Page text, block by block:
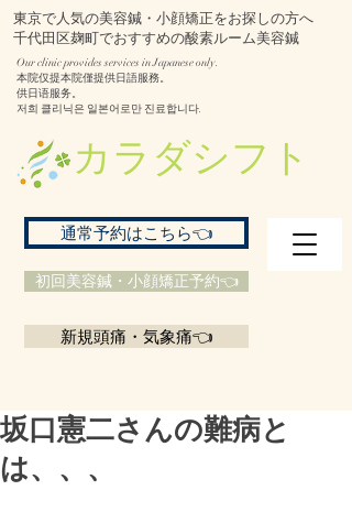
東京で人気の美容鍼・小顔矯正をお探しの方へ
千代田区麹町でおすすめの酸素ルーム美容鍼
​カラダシフト
初回美容鍼・小顔矯正予約👈
通常予約はこちら👈
新規頭痛・気象痛👈
Our clinic provides services in Japanese only.
本院仅提本院僅提供日語服務。
供日语服务。
저희 클리닉은 일본어로만 진료합니다.
坂口憲二さんの難病と
は、、、